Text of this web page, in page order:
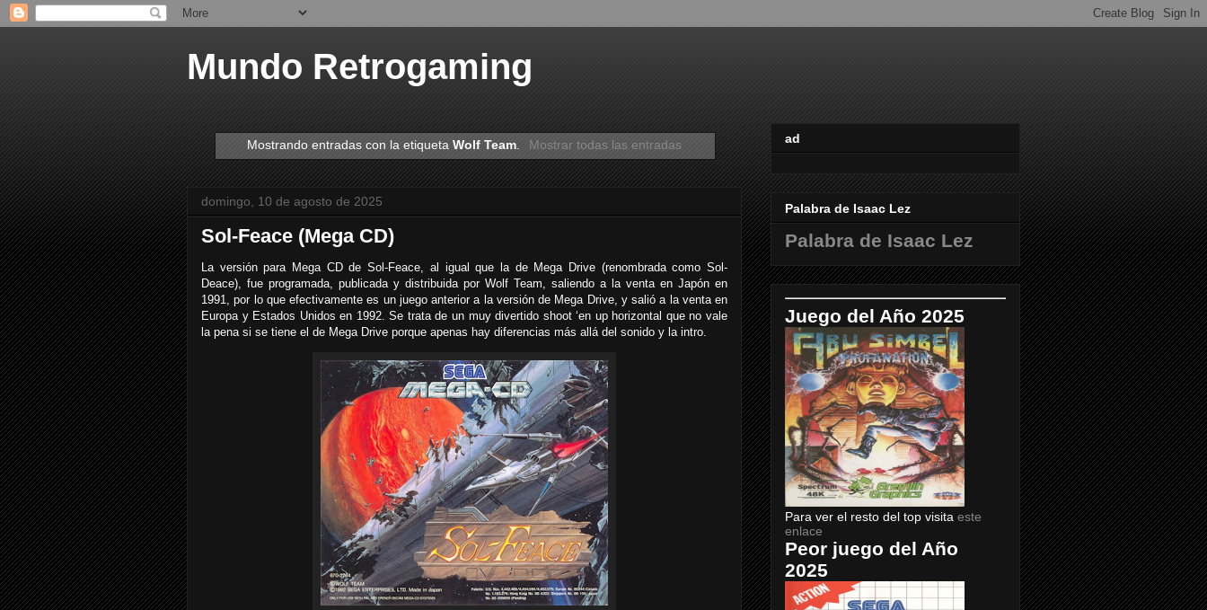
Mundo Retrogaming
Mostrando entradas con la etiquetaWolf Team. Mostrar todas las entradas
domingo, 10 de agosto de 2025
Sol-Feace (Mega CD)
La versión para Mega CD de Sol-Feace, al igual que la de Mega Drive (renombrada como Sol-
Deace), fue programada, publicada y distribuida por Wolf Team, saliendo a la venta en Japón en
1991, por lo que efectivamente es un juego anterior a la versión de Mega Drive, y salió a la venta en
Europa y Estados Unidos en 1992. Se trata de un muy divertido shoot ‘en up horizontal que no vale
la pena si se tiene el de Mega Drive porque apenas hay diferencias más allá del sonido y la intro.
ad
Palabra de Isaac Lez
Palabra de Isaac Lez
Juego del Año 2025
Para ver el resto del top visita este
enlace
Peor juego del Año
2025